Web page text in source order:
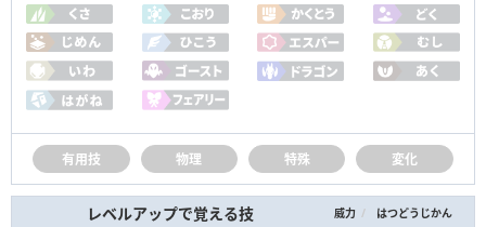
有用技 物理 特殊 変化
レベルアップで覚える技 威力 / はつどうじかん